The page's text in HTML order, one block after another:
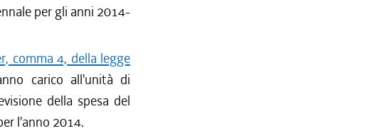
per gli anni 2014-
comma 4, della legge
carico all'unità di
della spesa del
l'anno 2014.